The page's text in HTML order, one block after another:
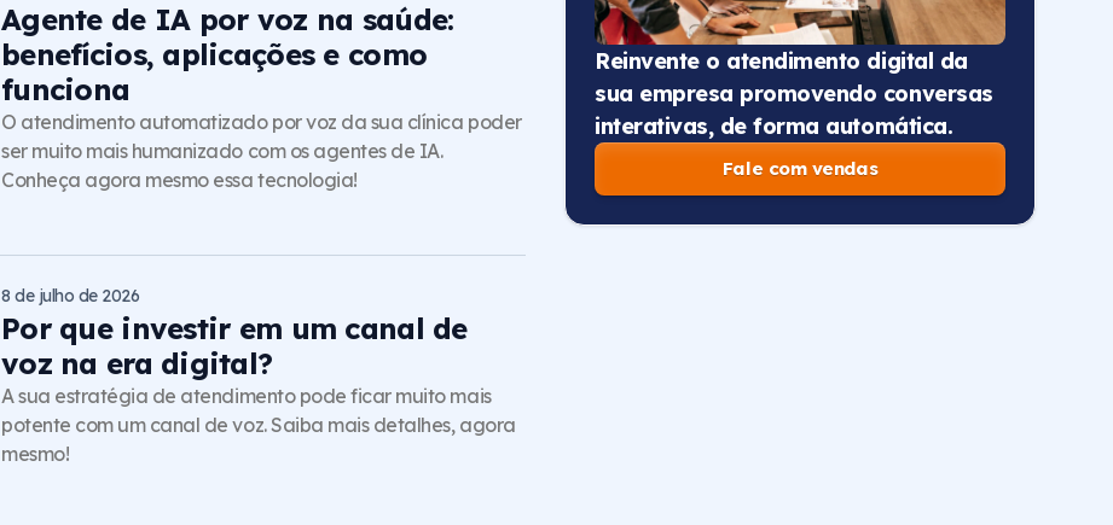
Agente de IA por voz na saúde:
benefícios, aplicações e como
funciona
O atendimento automatizado por voz da sua clínica poder
ser muito mais humanizado com os agentes de IA.
Conheça agora mesmo essa tecnologia!
Por que investir em um canal de
voz na era digital?
8 de julho de 2026
A sua estratégia de atendimento pode ficar muito mais
potente com um canal de voz. Saiba mais detalhes, agora
mesmo!
Reinvente o atendimento digital da
sua empresa promovendo conversas
interativas, de forma automática.
Fale com vendas